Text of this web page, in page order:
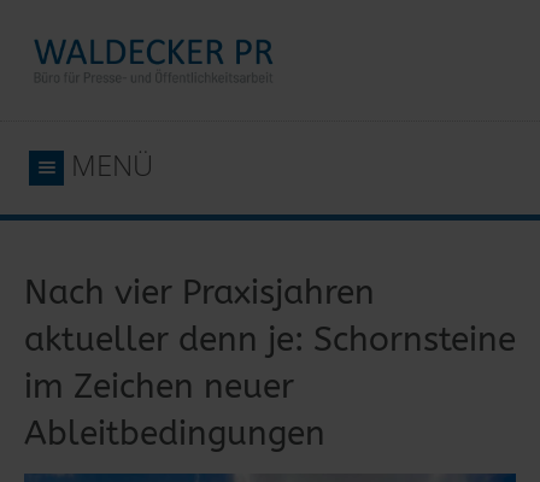
MENÜ
Nach vier Praxisjahren
aktueller denn je: Schornsteine
im Zeichen neuer
Ableitbedingungen